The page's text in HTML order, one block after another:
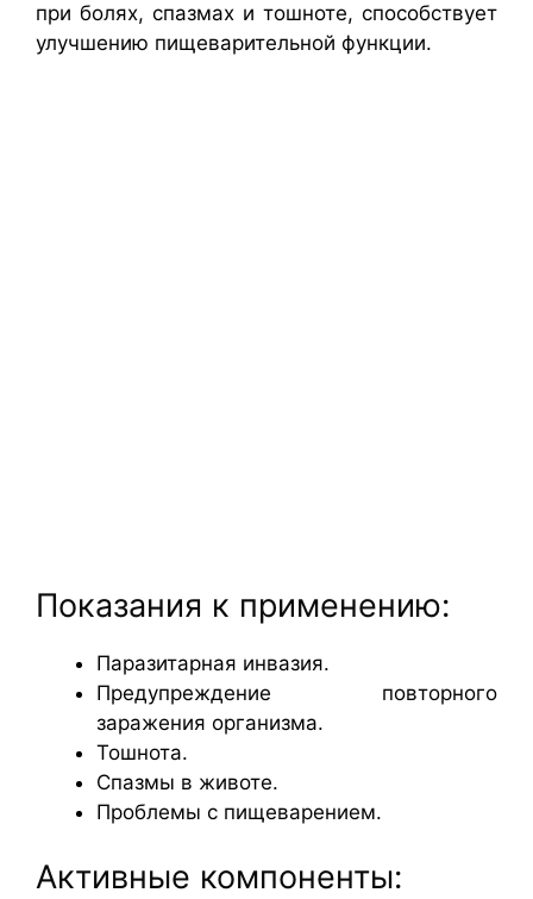
при болях, спазмах и тошноте, способствует
улучшению пищеварительной функции.
Показания к применению:
Паразитарная инвазия.
Предупреждение повторного
заражения организма.
Тошнота.
Спазмы в животе.
Проблемы с пищеварением.
Активные компоненты: